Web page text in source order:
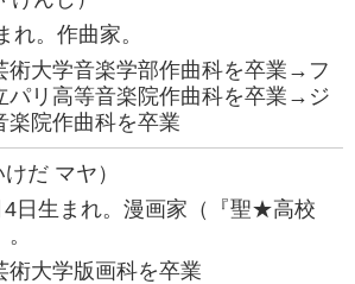
れ。作曲家。
術大学音楽学部作曲科を卒業→フ
パリ高等音楽院作曲科を卒業→ジ
楽院作曲科を卒業
けだ マヤ）
4日生まれ。漫画家（『聖★高校
術大学版画科を卒業